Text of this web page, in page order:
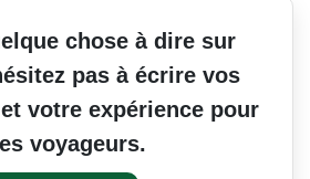
chose à dire sur
pas à écrire vos
votre expérience pour
voyageurs.